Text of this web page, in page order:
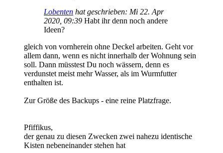
Lobenten hat geschrieben: Mi 22. Apr
2020, 09:39 Habt ihr denn noch andere
Ideen?
gleich von vornherein ohne Deckel arbeiten. Geht vor
allem dann, wenn es nicht innerhalb der Wohnung sein
soll. Dann müsstest Du noch wässern, denn es
verdunstet meist mehr Wasser, als im Wurmfutter
enthalten ist.
Zur Größe des Backups - eine reine Platzfrage.
Pfiffikus,
der genau zu diesen Zwecken zwei nahezu identische
Kisten nebeneinander stehen hat